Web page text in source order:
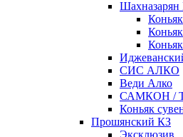
СИС АЛКО
Веди Алко
САМКОН /
Коньяк
Прошянский КЗ
Эксклюзив